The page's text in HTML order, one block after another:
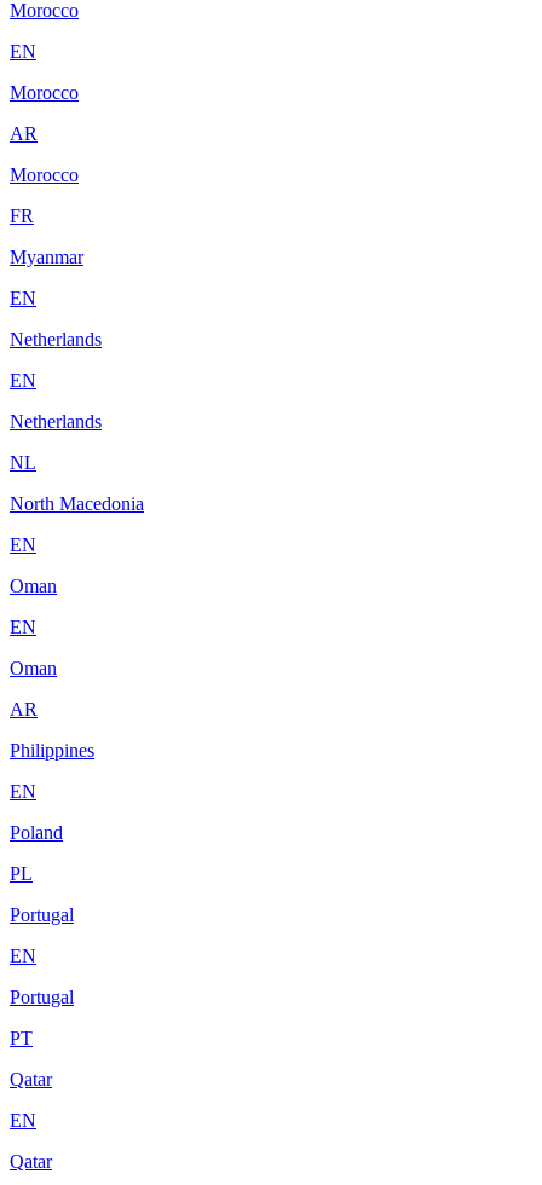
Morocco
EN
Morocco
AR
Morocco
FR
Myanmar
EN
Netherlands
EN
Netherlands
NL
North Macedonia
EN
Oman
EN
Oman
AR
Philippines
EN
Poland
PL
Portugal
EN
Portugal
PT
Qatar
EN
Qatar